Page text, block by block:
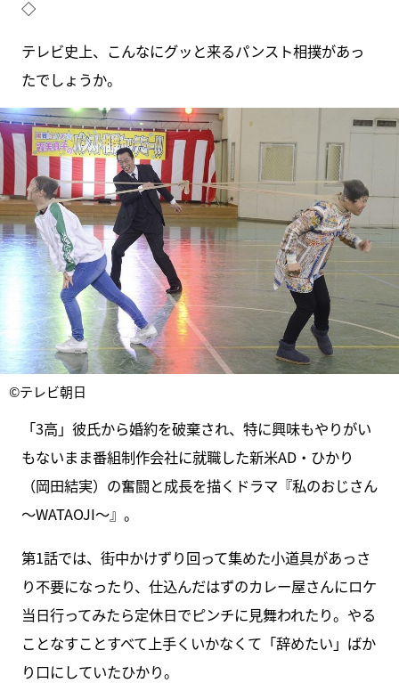
◇
テレビ史上、こんなにグッと来るパンスト相撲があっ
たでしょうか。
©テレビ朝日
「3高」彼氏から婚約を破棄され、特に興味もやりがい
もないまま番組制作会社に就職した新米AD・ひかり
（岡田結実）の奮闘と成長を描くドラマ『私のおじさん
～WATAOJI～』。
第1話では、街中かけずり回って集めた小道具があっさ
り不要になったり、仕込んだはずのカレー屋さんにロケ
当日行ってみたら定休日でピンチに見舞われたり。やる
ことなすことすべて上手くいかなくて「辞めたい」ばか
り口にしていたひかり。